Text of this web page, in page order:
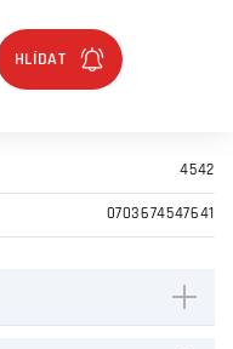
4542
0703674547641